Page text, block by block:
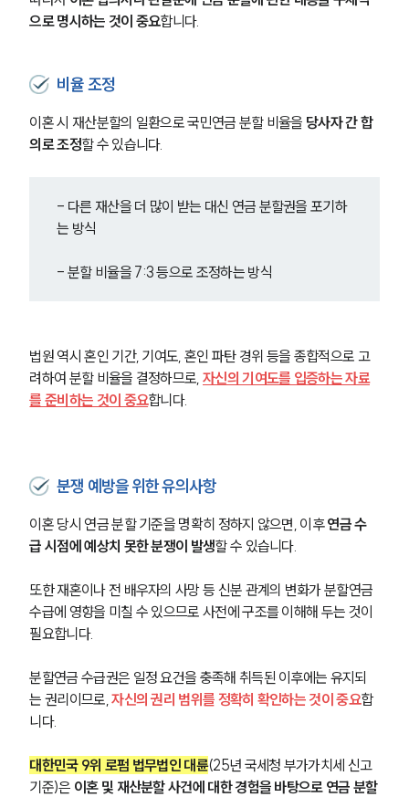
상간자위자료계산기
이혼전문변호사
언론보도
법률서식
대륜법률상담예약
대륜법률상담예약
으로 명시하는 것이 중요합니다.
비율 조정
이혼 시 재산분할의 일환으로 국민연금 분할 비율을 당사자 간 합
의로 조정할 수 있습니다.
- 다른 재산을 더 많이 받는 대신 연금 분할권을 포기하
는 방식
- 분할 비율을 7:3 등으로 조정하는 방식
법원 역시 혼인 기간, 기여도, 혼인 파탄 경위 등을 종합적으로 고
려하여 분할 비율을 결정하므로, 자신의 기여도를 입증하는 자료
를 준비하는 것이 중요합니다.
분쟁 예방을 위한 유의사항
이혼 당시 연금 분할 기준을 명확히 정하지 않으면, 이후 연금 수
급 시점에 예상치 못한 분쟁이 발생할 수 있습니다.
또한 재혼이나 전 배우자의 사망 등 신분 관계의 변화가 분할연금
수급에 영향을 미칠 수 있으므로 사전에 구조를 이해해 두는 것이
필요합니다.
분할연금 수급권은 일정 요건을 충족해 취득된 이후에는 유지되
는 권리이므로, 자신의 권리 범위를 정확히 확인하는 것이 중요합
니다.
대한민국 9위 로펌 법무법인 대륜(25년 국세청 부가가치세 신고
기준)은 이혼 및 재산분할 사건에 대한 경험을 바탕으로 연금 분할